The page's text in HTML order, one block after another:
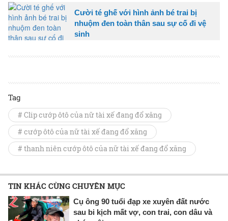
Cười té ghế với hình ảnh bé trai bị
nhuộm đen toàn thân sau sự cố đi vệ
sinh
Tag
# Clip cướp ôtô của nữ tài xế đang đổ xăng
# cướp ôtô của nữ tài xế đang đổ xăng
# thanh niên cướp ôtô của nữ tài xế đang đổ xăng
TIN KHÁC CÙNG CHUYÊN MỤC
Cụ ông 90 tuổi đạp xe xuyên đất nước
sau bi kịch mất vợ, con trai, con dâu và